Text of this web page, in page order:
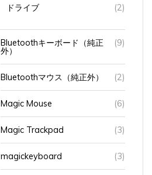
Bluetoothキーボード（純正
外）
(9)
Bluetoothマウス（純正外） (2)
Magic Mouse (6)
Magic Trackpad (3)
magickeyboard (3)
MagSafe充電器 (2)